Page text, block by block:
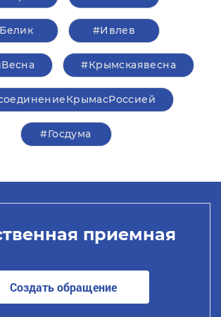
#Ивлев
#Крымскаявесна
#Госдума
приемная
Создать обращение